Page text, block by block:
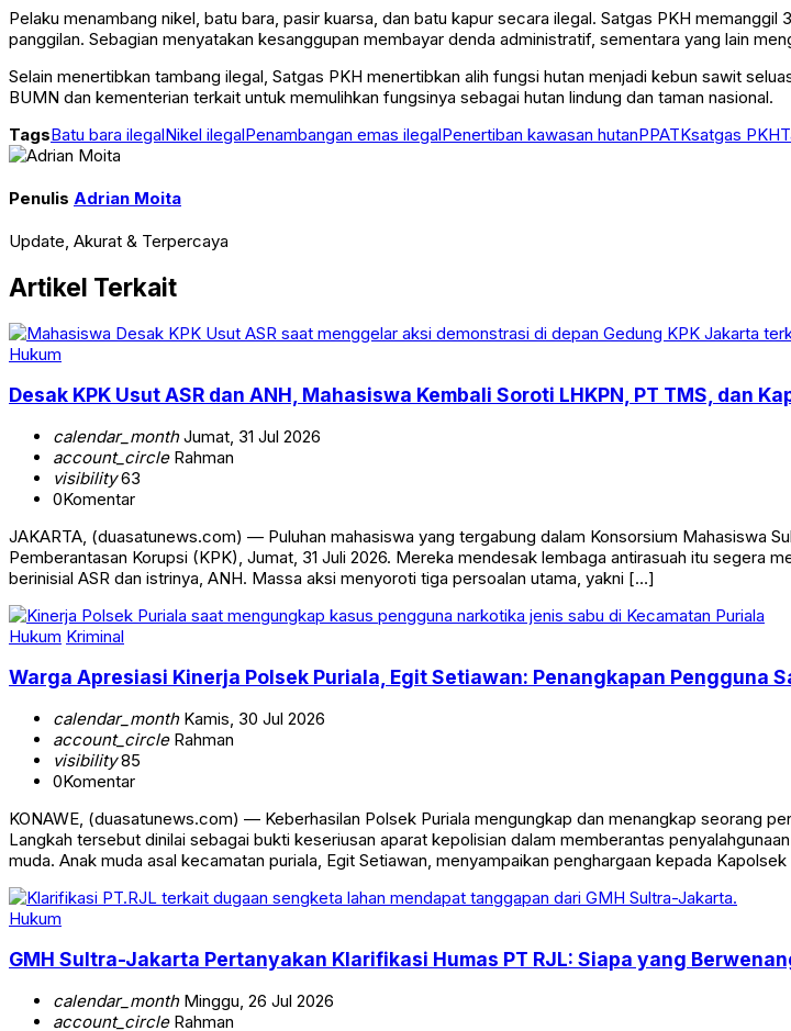
Pelaku menambang nikel, batu bara, pasir kuarsa, dan batu kapur secara ilegal. Satgas PKH
panggilan. Sebagian menyatakan kesanggupan membayar denda administratif, sementara yang lain
Selain menertibkan tambang ilegal, Satgas PKH menertibkan alih fungsi hutan menjadi kebun sawit
BUMN dan kementerian terkait untuk memulihkan fungsinya sebagai hutan lindung dan taman nasional.
TagsBatu bara ilegalNikel ilegalPenambangan emas ilegalPenertiban kawasan hutanPPATKsatgas PKH
Penulis Adrian Moita
Update, Akurat & Terpercaya
Artikel Terkait
Hukum
Desak KPK Usut ASR dan ANH, Mahasiswa Kembali Soroti LHKPN, PT TMS, dan
calendar_monthJumat, 31 Jul 2026
account_circleRahman
visibility63
0Komentar
JAKARTA, (duasatunews.com) — Puluhan mahasiswa yang tergabung dalam Konsorsium Mahasiswa
Pemberantasan Korupsi (KPK), Jumat, 31 Juli 2026. Mereka mendesak lembaga antirasuah itu segera
berinisial ASR dan istrinya, ANH. Massa aksi menyoroti tiga persoalan utama, yakni […]
Hukum Kriminal
Warga Apresiasi Kinerja Polsek Puriala, Egit Setiawan: Penangkapan Pengguna
calendar_monthKamis, 30 Jul 2026
account_circleRahman
visibility85
0Komentar
KONAWE, (duasatunews.com) — Keberhasilan Polsek Puriala mengungkap dan menangkap seorang
Langkah tersebut dinilai sebagai bukti keseriusan aparat kepolisian dalam memberantas
muda. Anak muda asal kecamatan puriala, Egit Setiawan, menyampaikan penghargaan kepada
Hukum
GMH Sultra-Jakarta Pertanyakan Klarifikasi Humas PT RJL: Siapa yang
calendar_monthMinggu, 26 Jul 2026
account_circleRahman